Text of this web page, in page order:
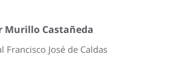
Murillo Castañeda
José de Caldas